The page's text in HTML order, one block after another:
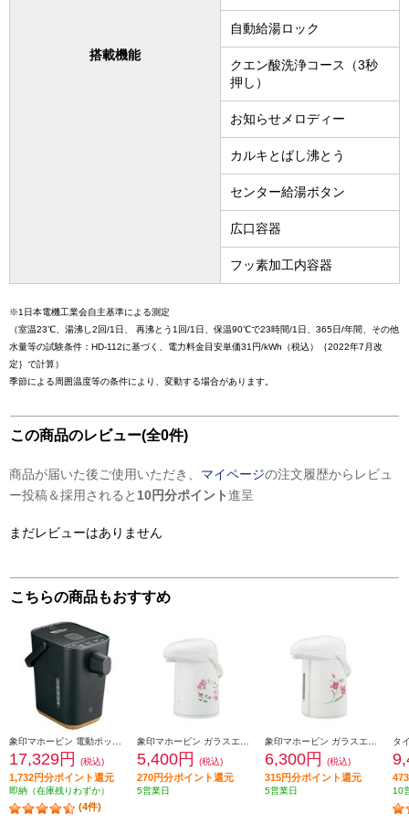
搭載機能
自動給湯ロック
クエン酸洗浄コース（3秒
押し）
お知らせメロディー
カルキとばし沸とう
センター給湯ボタン
広口容器
フッ素加工内容器
※1日本電機工業会自主基準による測定
（室温23℃、湯沸し2回/1日、 再沸とう1回/1日、保温90℃で23時間/1日、365日/年間、その他
水量等の試験条件：HD-112に基づく、電力料金目安単価31円/kWh（税込）｛2022年7月改
定｝で計算）
季節による周囲温度等の条件により、変動する場合があります。
この商品のレビュー(全0件)
商品が届いた後ご使用いただき、 マイページの注文履歴からレビュ
ー投稿＆採用されると 10円分ポイント進呈
まだレビューはありません
こちらの商品もおすすめ
17,329円 (税込)
1,732円分ポイント還元
即納（在庫残りわずか）
(4件)
5,400円 (税込)
270円分ポイント還元
5営業日
6,300円 (税込)
315円分ポイント還元
5営業日 10